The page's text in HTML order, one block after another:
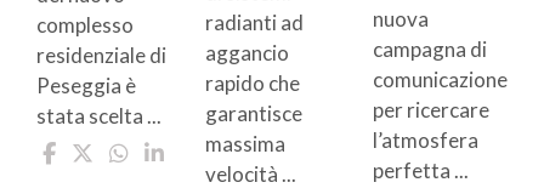
complesso
residenziale di
Peseggia è
stata scelta ...
radianti ad
aggancio
rapido che
garantisce
massima
velocità ...
nuova
campagna di
comunicazione
per ricercare
l’atmosfera
perfetta ...